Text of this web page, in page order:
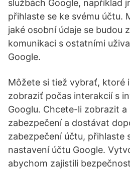
službách Google, například
přihlaste se ke svému účtu.
jaké osobní údaje se budou
komunikaci s ostatními
Google.
Môžete si tiež vybrať, ktoré
zobraziť počas interakcií s
Googlu. Chcete-li zobrazit
zabezpečení a dostávat
zabezpečení účtu, přihlaste
nastavení účtu Google.
abychom zajistili